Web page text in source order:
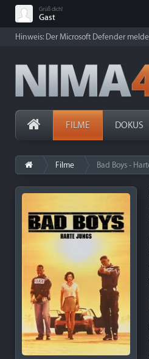
Grüß dich!
Gast
Hinweis: Der Microsoft Defender
FILME DOKUS
Filme Bad Boys -